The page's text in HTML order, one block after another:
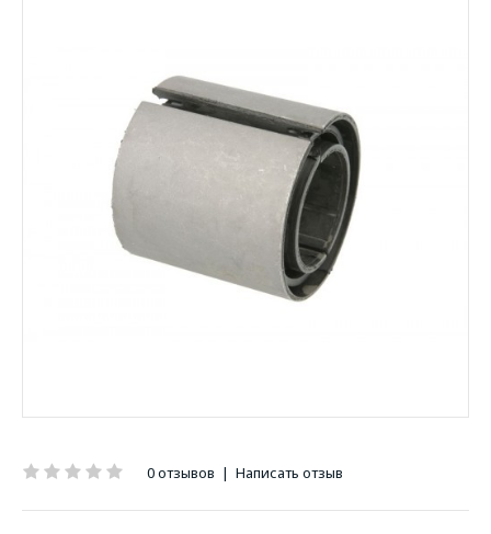
0 отзывов | Написать отзыв